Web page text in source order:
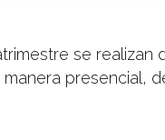
se realizan
presencial,